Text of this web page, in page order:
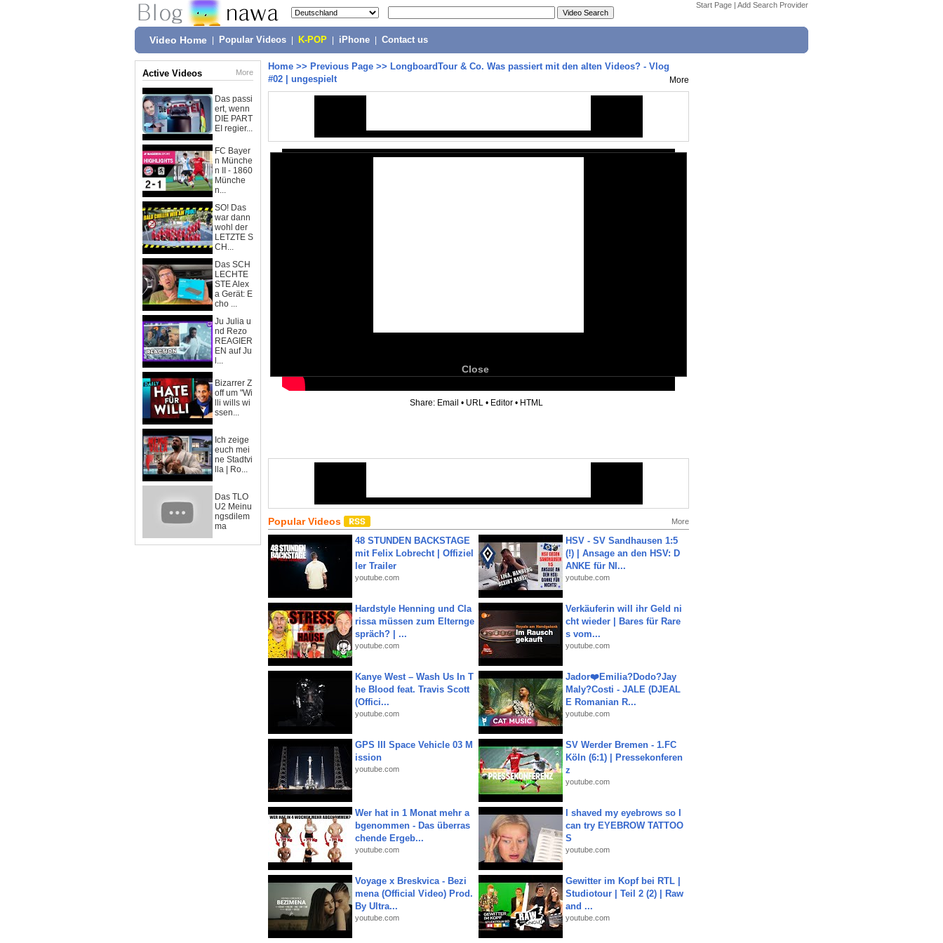
Start Page | Add Search Provider
Video Home Popular Videos K-POP iPhone Contact us
Active Videos More
Das passi
ert, wenn
DIE PART
EI regier...
FC Bayer
n Münche
n II - 1860
Münche
n...
SO! Das
war dann
wohl der
LETZTE S
CH...
Das SCH
LECHTE
STE Alex
a Gerät: E
cho ...
Ju Julia u
nd Rezo
REAGIER
EN auf Ju
l...
Bizarrer Z
off um "Wi
lli wills wi
ssen...
Ich zeige
euch mei
ne Stadtvi
lla | Ro...
Das TLO
U2 Meinu
ngsdilem
ma
Home >> Previous Page >> LongboardTour & Co. Was passiert mit den alten Videos? - Vlog
#02 | ungespielt
More
Close
Share: Email • URL • Editor • HTML
Popular Videos More
48 STUNDEN BACKSTAGE
mit Felix Lobrecht | Offiziel
ler Trailer
youtube.com
HSV - SV Sandhausen 1:5
(!) | Ansage an den HSV: D
ANKE für NI...
youtube.com
Hardstyle Henning und Cla
rissa müssen zum Elternge
spräch? | ...
youtube.com
Verkäuferin will ihr Geld ni
cht wieder | Bares für Rare
s vom...
youtube.com
Kanye West – Wash Us In T
he Blood feat. Travis Scott
(Offici...
youtube.com
Jador❤️Emilia?Dodo?Jay
Maly?Costi - JALE (DJEAL
E Romanian R...
youtube.com
GPS III Space Vehicle 03 M
ission
youtube.com
SV Werder Bremen - 1.FC
Köln (6:1) | Pressekonferen
z
youtube.com
Wer hat in 1 Monat mehr a
bgenommen - Das überras
chende Ergeb...
youtube.com
I shaved my eyebrows so I
can try EYEBROW TATTOO
S
youtube.com
Voyage x Breskvica - Bezi
mena (Official Video) Prod.
By Ultra...
youtube.com
Gewitter im Kopf bei RTL |
Studiotour | Teil 2 (2) | Raw
and ...
youtube.com